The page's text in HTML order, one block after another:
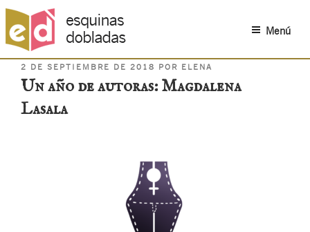
Saltar
contenido
Menú
PUBLICADO
EL
2 DE SEPTIEMBRE DE 2018 POR ELENA
Un año de autoras: Magdalena
Lasala